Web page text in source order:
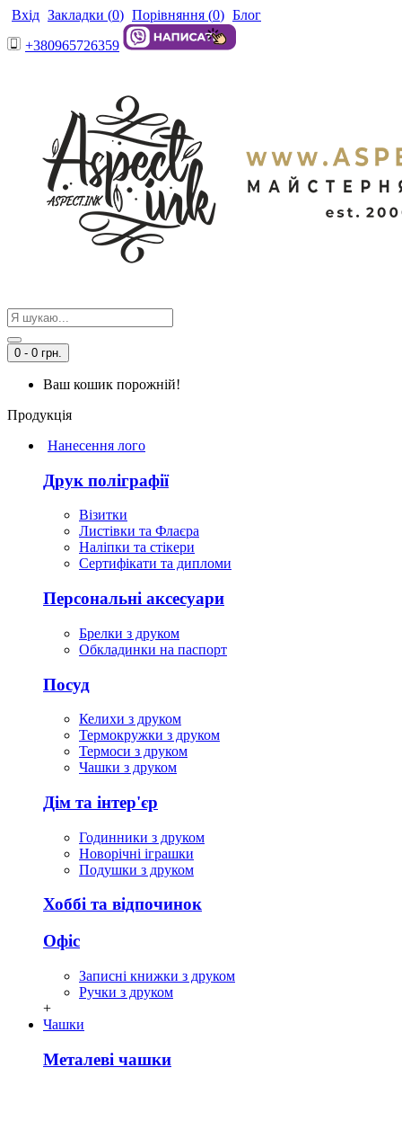
Вхід Закладки (0) Порівняння (0) Блог
+380965726359
0 - 0 грн.
Ваш кошик порожній!
Продукція
Нанесення лого
Друк поліграфії
Візитки
Листівки та Флаєра
Наліпки та стікери
Сертифікати та дипломи
Персональні аксесуари
Брелки з друком
Обкладинки на паспорт
Посуд
Келихи з друком
Термокружки з друком
Термоси з друком
Чашки з друком
Дім та інтер'єр
Годинники з друком
Новорічні іграшки
Подушки з друком
Хоббі та відпочинок
Офіс
Записні книжки з друком
Ручки з друком
+
Чашки
Металеві чашки